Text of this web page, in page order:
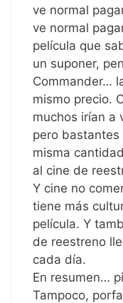
ve normal
ve normal
película que
un suponer,
Commander…
mismo precio.
muchos irían a
pero bastantes
misma
al cine de
Y cine no
tiene más
película. Y
de reestreno
cada día.
En resumen…
Tampoco,